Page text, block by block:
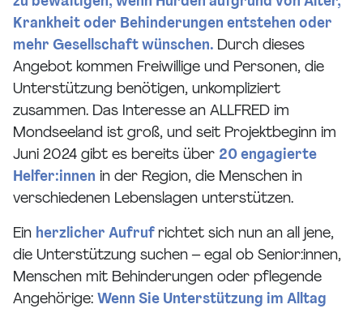
Krankheit oder Behinderungen entstehen oder
mehr Gesellschaft wünschen. Durch dieses
Angebot kommen Freiwillige und Personen, die
Unterstützung benötigen, unkompliziert
zusammen. Das Interesse an ALLFRED im
Mondseeland ist groß, und seit Projektbeginn im
Juni 2024 gibt es bereits über 20 engagierte
Helfer:innen in der Region, die Menschen in
verschiedenen Lebenslagen unterstützen.
Ein herzlicher Aufruf richtet sich nun an all jene,
die Unterstützung suchen – egal ob Senior:innen,
Menschen mit Behinderungen oder pflegende
Angehörige: Wenn Sie Unterstützung im Alltag